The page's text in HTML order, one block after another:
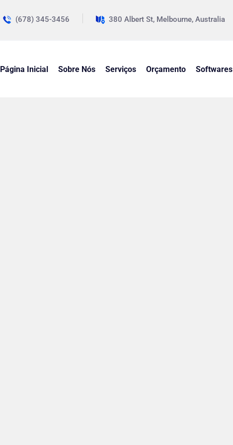
(678) 345-3456 380 Albert St, Melbourne, Australia
Página Inicial Sobre Nós Serviços Orçamento Softwares